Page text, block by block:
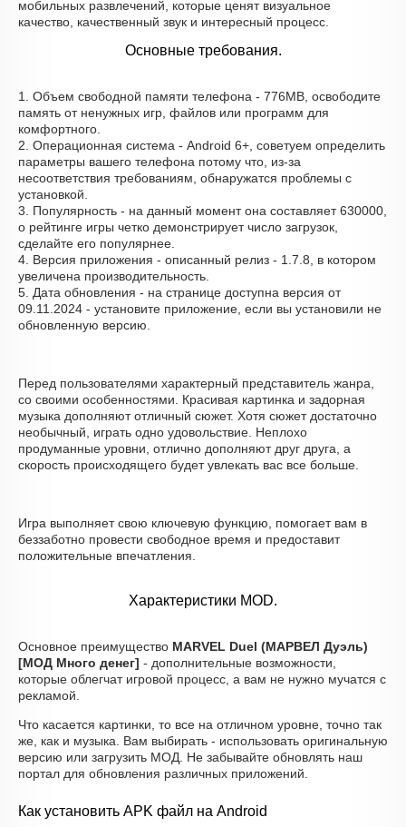
мобильных развлечений, которые ценят визуальное
качество, качественный звук и интересный процесс.
Основные требования.
1. Объем свободной памяти телефона - 776MB, освободите
память от ненужных игр, файлов или программ для
комфортного.
2. Операционная система - Android 6+, советуем определить
параметры вашего телефона потому что, из-за
несоответствия требованиям, обнаружатся проблемы с
установкой.
3. Популярность - на данный момент она составляет 630000,
о рейтинге игры четко демонстрирует число загрузок,
сделайте его популярнее.
4. Версия приложения - описанный релиз - 1.7.8, в котором
увеличена производительность.
5. Дата обновления - на странице доступна версия от
09.11.2024 - установите приложение, если вы установили не
обновленную версию.
Перед пользователями характерный представитель жанра,
со своими особенностями. Красивая картинка и задорная
музыка дополняют отличный сюжет. Хотя сюжет достаточно
необычный, играть одно удовольствие. Неплохо
продуманные уровни, отлично дополняют друг друга, а
скорость происходящего будет увлекать вас все больше.
Игра выполняет свою ключевую функцию, помогает вам в
беззаботно провести свободное время и предоставит
положительные впечатления.
Характеристики MOD.
Основное преимущество MARVEL Duel (МАРВЕЛ Дуэль)
[МОД Много денег] - дополнительные возможности,
которые облегчат игровой процесс, а вам не нужно мучатся с
рекламой.
Что касается картинки, то все на отличном уровне, точно так
же, как и музыка. Вам выбирать - использовать оригинальную
версию или загрузить МОД. Не забывайте обновлять наш
портал для обновления различных приложений.
Как установить APK файл на Android